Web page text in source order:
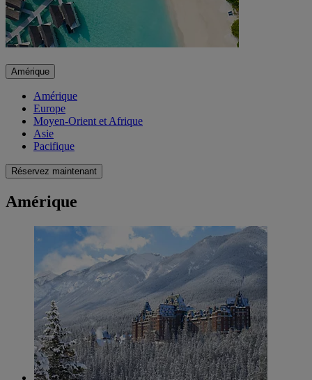
Amérique
Amérique
Europe
Moyen-Orient et Afrique
Asie
Pacifique
Réservez maintenant
Amérique